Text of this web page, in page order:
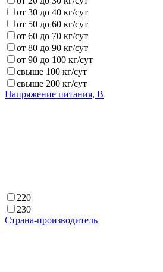
от 30 до 40 кг/сут
от 50 до 60 кг/сут
от 60 до 70 кг/сут
от 80 до 90 кг/сут
от 90 до 100 кг/сут
свыше 100 кг/сут
свыше 200 кг/сут
Напряжение питания, В
220
230
Страна-производитель